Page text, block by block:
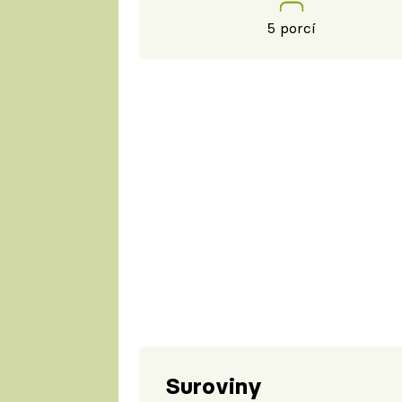
5 porcí
Suroviny